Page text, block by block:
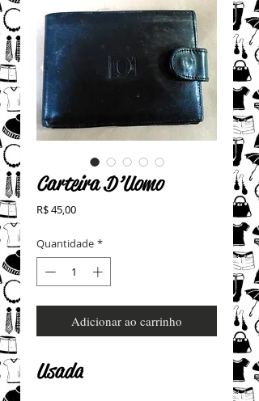
Carteira D’Uomo
R$ 45,00Preço
Quantidade *
Adicionar ao carrinho
Usada